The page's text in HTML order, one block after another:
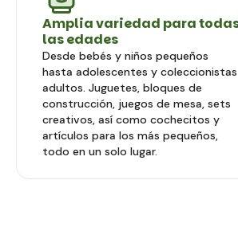
Amplia variedad para
las edades
Desde bebés y niños pequeños
hasta adolescentes y coleccionistas
adultos. Juguetes, bloques de
construcción, juegos de mesa, sets
creativos, así como cochecitos y
artículos para los más pequeños,
todo en un solo lugar.